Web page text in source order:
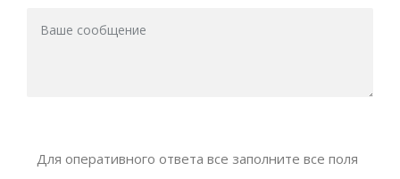
Для оперативного ответа все заполните все поля